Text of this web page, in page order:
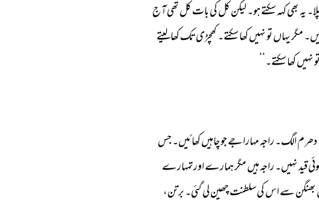
یہ بھی کہہ سکتے ہو۔ لیکن کل کی بات کل تھی آج
مگر یہاں تو نہیں کھا سکتے۔ کھچڑی تک کھالیتے
تو نہیں کھا سکتے۔‘‘
دھرم الگ۔ راجہ مہاراجے جو چاہیں کھائیں۔ جس
قید نہیں۔ راجہ ہیں مگر ہمارے اورتمہارے
بھنگن سے اس کی سلطنت چھین لی گئی۔ برتن،